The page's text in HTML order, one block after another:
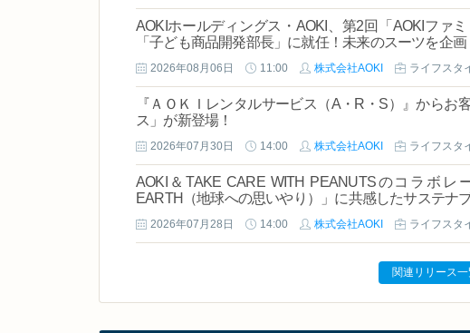
AOKIホールディングス・AOKI、第2回「AOKIファ
「子ども商品開発部長」に就任！未来のスーツを企画
2026年08月06日 11:00 株式会社AOKI ライフスタ
『ＡＯＫＩレンタルサービス（A・R・S）』からお
ス」が新登場！
2026年07月30日 14:00 株式会社AOKI ライフスタ
AOKI＆TAKE CARE WITH PEANUTSのコラボレ
EARTH（地球への思いやり）」に共感したサステナ
2026年07月28日 14:00 株式会社AOKI ライフスタ
関連リリース